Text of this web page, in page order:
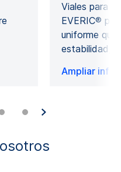
Viales para
EVERIC®
uniforme que
estabilidad,
Ampliar